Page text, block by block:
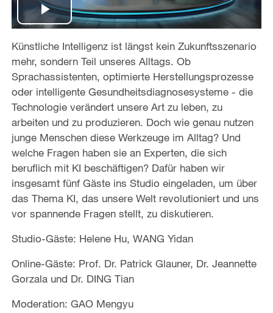
P
l
a
y
V
i
d
e
o
Künstliche Intelligenz ist längst kein Zukunftsszenario
mehr, sondern Teil unseres Alltags. Ob
Sprachassistenten, optimierte Herstellungsprozesse
oder intelligente Gesundheitsdiagnosesysteme - die
Technologie verändert unsere Art zu leben, zu
arbeiten und zu produzieren. Doch wie genau nutzen
junge Menschen diese Werkzeuge im Alltag? Und
welche Fragen haben sie an Experten, die sich
beruflich mit KI beschäftigen? Dafür haben wir
insgesamt fünf Gäste ins Studio eingeladen, um über
das Thema KI, das unsere Welt revolutioniert und uns
vor spannende Fragen stellt, zu diskutieren.
Studio-Gäste: Helene Hu, WANG Yidan
Online-Gäste: Prof. Dr. Patrick Glauner, Dr. Jeannette
Gorzala und Dr. DING Tian
Moderation: GAO Mengyu